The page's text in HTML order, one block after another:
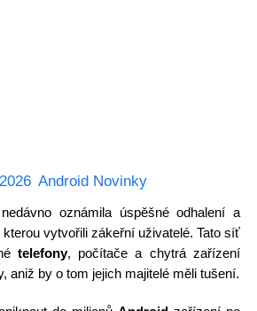
Android Novinky
oznámila úspěšné odhalení a
vytvořili zákeřní uživatelé. Tato síť
telefony, počítače a chytrá zařízení
aniž by o tom jejich majitelé měli tušení.